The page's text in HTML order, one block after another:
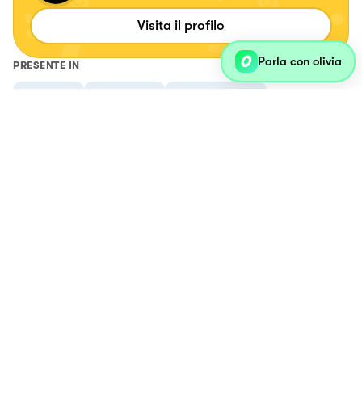
Visita il profilo
PRESENTE IN Parla con olivia